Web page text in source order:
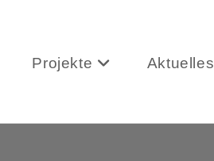
Projekte Aktuelles